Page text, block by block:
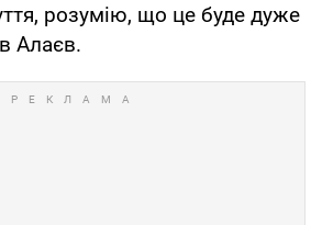
розумію, що це буде дуже
Алаєв.